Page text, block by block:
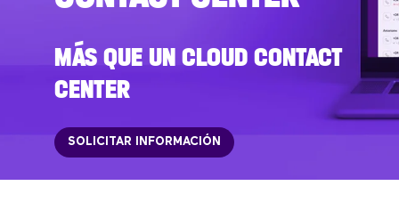
MÁS QUE UN CLOUD CONTACT
CENTER
SOLICITAR INFORMACIÓN